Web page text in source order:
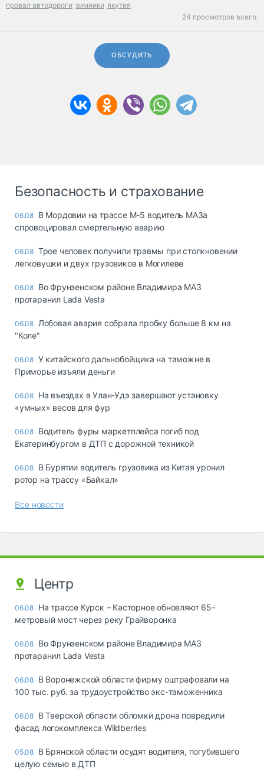
провал автодороги зимники якутия
24 просмотров всего.
ОБСУДИТЬ
Безопасность и страхование
06.08 В Мордовии на трассе М-5 водитель МАЗа
спровоцировал смертельную аварию
06.08 Трое человек получили травмы при столкновении
легковушки и двух грузовиков в Могилеве
06.08 Во Фрунзенском районе Владимира МАЗ
протаранил Lada Vesta
06.08 Лобовая авария собрала пробку больше 8 км на
"Коле"
06.08 У китайского дальнобойщика на таможне в
Приморье изъяли деньги
06.08 Ha въeздax в Улaн-Удэ зaвepшaют ycтaнoвкy
«yмныx» вecoв для фyp
06.08 Водитель фуры маркетплейса погиб под
Екатеринбургом в ДТП с дорожной техникой
06.08 В Бурятии водитель грузовика из Китая уронил
ротор на трассу «Байкал»
Все новости
Центр
06.08 На трассе Курск – Касторное обновляют 65-
метровый мост через реку Грайворонка
06.08 Во Фрунзенском районе Владимира МАЗ
протаранил Lada Vesta
06.08 В Воронежской области фирму оштрафовали на
100 тыс. руб. за трудоустройство экс-таможенника
06.08 В Тверской области обломки дрона повредили
фасад логокомплекса Wildberries
05.08 В Брянской области осудят водителя, погубившего
целую семью в ДТП